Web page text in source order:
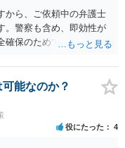
から、ご依頼中の弁護士
。警察も含め、即効性が
確保のためできることは
能なのか？
役にたった 4